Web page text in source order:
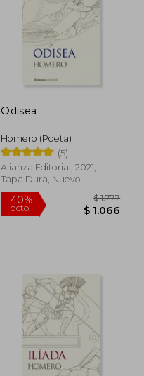
dcto.
Odisea
Homero (Poeta)
(5)
Alianza Editorial, 2021,
Tapa Dura, Nuevo
40%
dcto.